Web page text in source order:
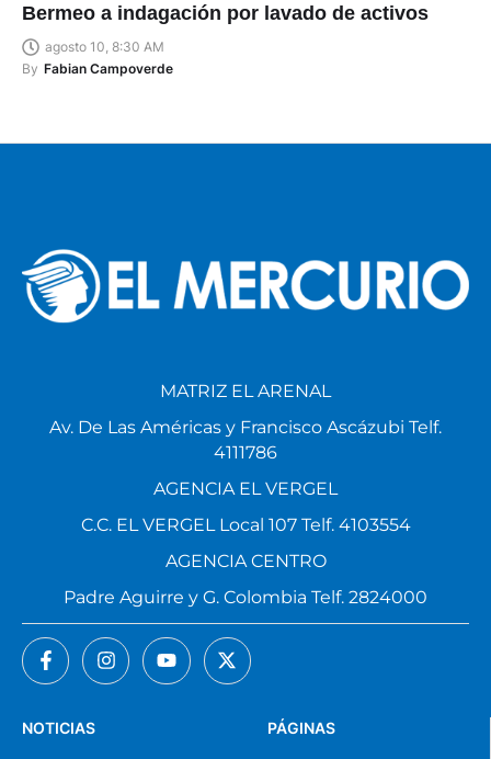
Bermeo a indagación por lavado de activos
agosto 10, 8:30 AM
By Fabian Campoverde
PÁGINAS
NOTICIAS
MATRIZ EL ARENAL
Av. De Las Américas y Francisco Ascázubi Telf.
4111786
AGENCIA EL VERGEL
C.C. EL VERGEL Local 107 Telf. 4103554
AGENCIA CENTRO
Padre Aguirre y G. Colombia Telf. 2824000